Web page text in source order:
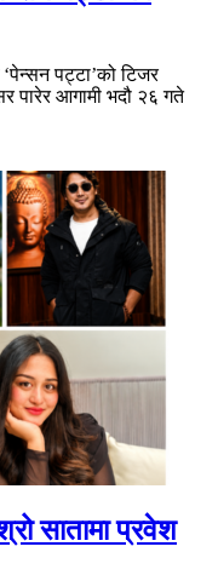
पट्टा’को टिजर
पारेर आगामी भदौ २६ गते
सातामा प्रवेश